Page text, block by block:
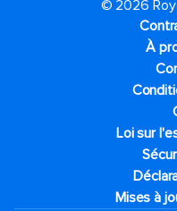
© 2026
À
Loi sur
Mises à